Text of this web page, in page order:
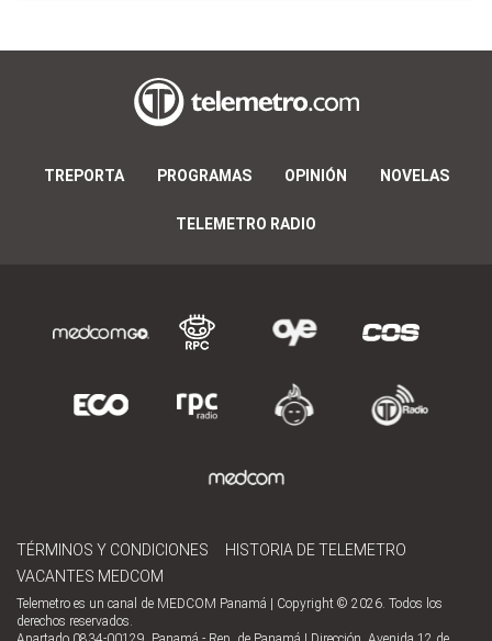
TREPORTA PROGRAMAS OPINIÓN NOVELAS
TELEMETRO RADIO
TÉRMINOS Y CONDICIONES
HISTORIA DE TELEMETRO
VACANTES MEDCOM
Telemetro es un canal de MEDCOM Panamá | Copyright © 2026. Todos los
derechos reservados.